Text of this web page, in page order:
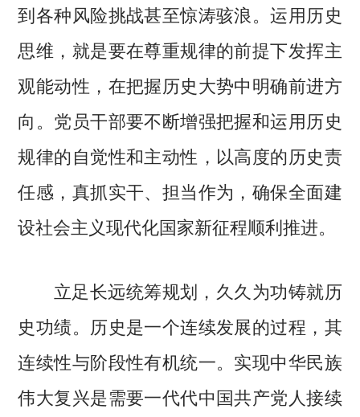
到各种风险挑战甚至惊涛骇浪。运用历史
思维，就是要在尊重规律的前提下发挥主
观能动性，在把握历史大势中明确前进方
向。党员干部要不断增强把握和运用历史
规律的自觉性和主动性，以高度的历史责
任感，真抓实干、担当作为，确保全面建
设社会主义现代化国家新征程顺利推进。
立足长远统筹规划，久久为功铸就历
史功绩。历史是一个连续发展的过程，其
连续性与阶段性有机统一。实现中华民族
伟大复兴是需要一代代中国共产党人接续